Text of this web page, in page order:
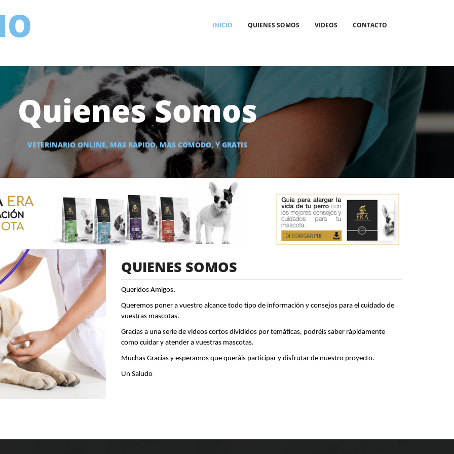
INICIO QUIENES SOMOS VIDEOS CONTACTO
Quienes Somos
VETERINARIO ONLINE, MAS RAPIDO, MAS COMODO, Y GRATIS
QUIENES SOMOS
Queridos Amigos,
Queremos poner a vuestro alcance todo tipo de información y consejos para el cuidado de
vuestras mascotas.
Gracias a una serie de videos cortos divididos por temáticas, podréis saber rápidamente
como cuidar y atender a vuestras mascotas.
Muchas Gracias y esperamos que queráis participar y disfrutar de nuestro proyecto.
Un Saludo